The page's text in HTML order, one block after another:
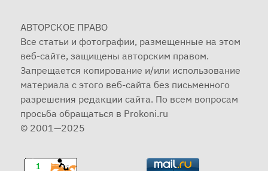
АВТОРСКОЕ ПРАВО
Все статьи и фотографии, размещенные на этом
веб-сайте, защищены авторским правом.
Запрещается копирование и/или использование
материала с этого веб-сайта без письменного
разрешения редакции сайта. По всем вопросам
просьба обращаться в Prokoni.ru
© 2001—2025